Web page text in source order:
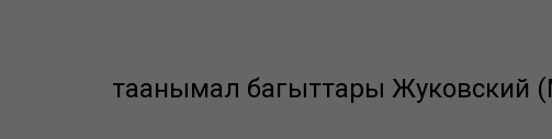
таанымал багыттары Жуковский